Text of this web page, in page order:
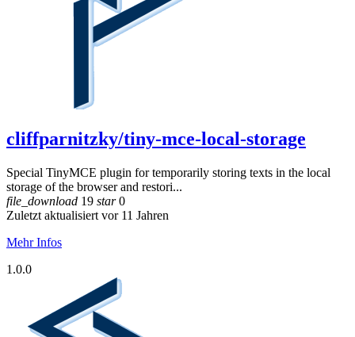
cliffparnitzky/tiny-mce-local-storage
Special TinyMCE plugin for temporarily storing texts in the local
storage of the browser and restori...
file_download 19 star0
Zuletzt aktualisiert vor 11 Jahren
Mehr Infos
1.0.0